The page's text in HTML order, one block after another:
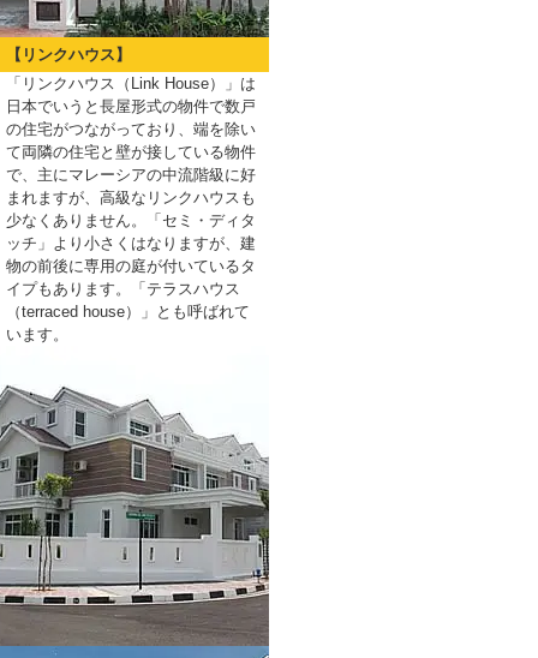
【リンクハウス】
「リンクハウス（Link House）」は
日本でいうと長屋形式の物件で数戸
の住宅がつながっており、端を除い
て両隣の住宅と壁が接している物件
で、主にマレーシアの中流階級に好
まれますが、高級なリンクハウスも
少なくありません。「セミ・ディタ
ッチ」より小さくはなりますが、建
物の前後に専用の庭が付いているタ
イプもあります。「テラスハウス
（terraced house）」とも呼ばれて
います。